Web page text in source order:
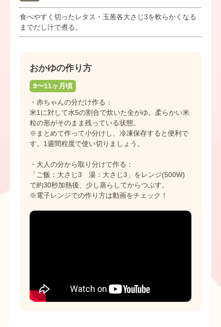
食べやすく切ったレタス・玉葱各大さじ3を軟らかくなる
までだし汁で煮る。
おかゆの作り方
9〜11ヶ月頃
・赤ちゃんの分だけ作る：
米1に対して水5の割合で炊いた全がゆ。柔らかい米
粒の形がそのまま残っている状態。
※まとめて作って小分けし、冷凍保存すると便利で
す。1週間程度で使い切りましょう。
・大人の分から取り分けて作る：
「ご飯：大さじ3 湯：大さじ3」をレンジ(500W)
で約30秒加熱後、少し蒸らしてからつぶす。
※電子レンジでの作り方は動画をチェック！